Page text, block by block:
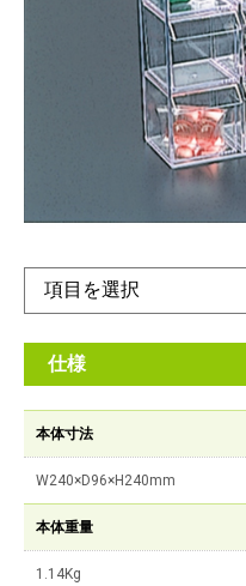
メーカー希望小売価格：
+ 税
色々組み合わせて自分らし
仕様
本体寸法
W240×D96×H240mm
本体重量
1.14Kg